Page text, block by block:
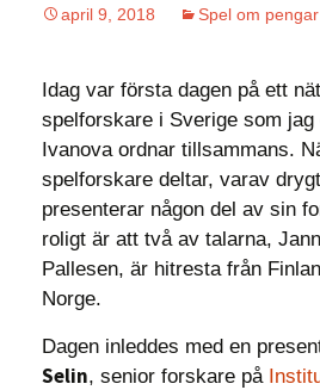
april 9, 2018 Spel om pengar
Idag var första dagen på ett
spelforskare i Sverige som jag
Ivanova ordnar tillsammans.
spelforskare deltar, varav
presenterar någon del av sin
roligt är att två av talarna,
Pallesen, är hitresta från
Norge.
Dagen inleddes med en
Selin, senior forskare på